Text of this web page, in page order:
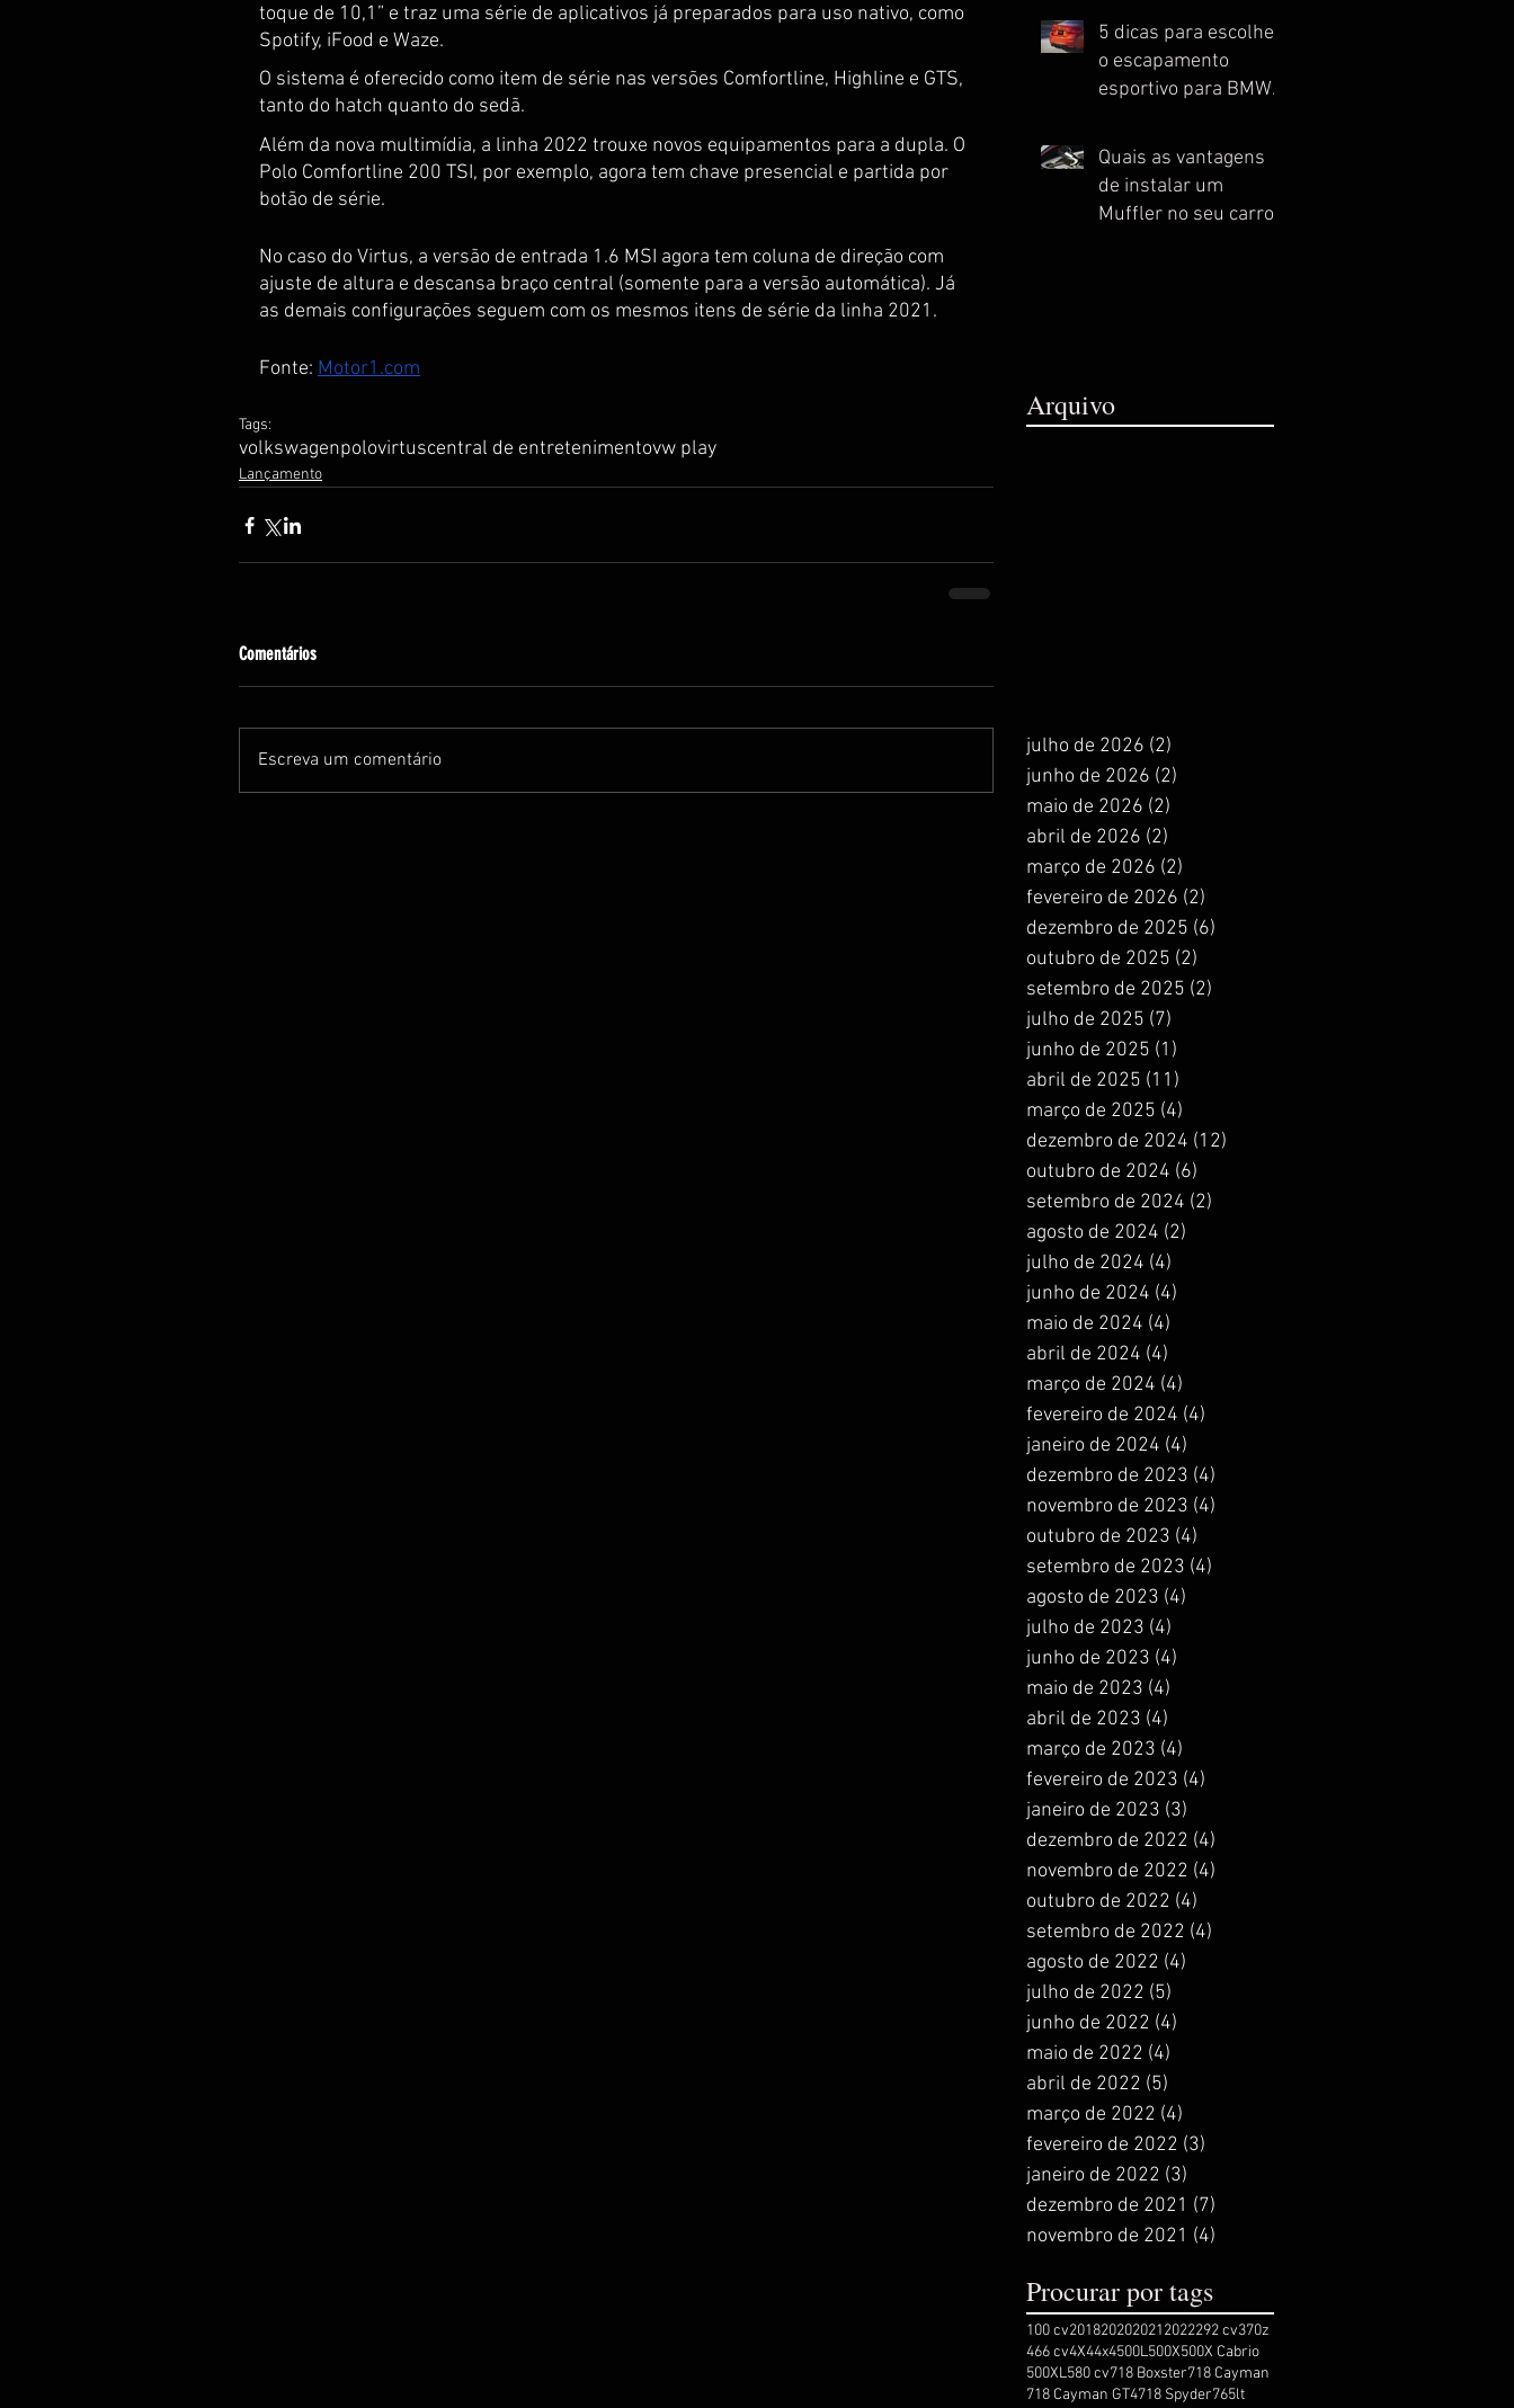
toque de 10,1” e traz uma série de aplicativos já preparados para uso nativo, como
Spotify, iFood e Waze.
O sistema é oferecido como item de série nas versões Comfortline, Highline e GTS,
tanto do hatch quanto do sedã.
Além da nova multimídia, a linha 2022 trouxe novos equipamentos para a dupla. O
Polo Comfortline 200 TSI, por exemplo, agora tem chave presencial e partida por
botão de série.
No caso do Virtus, a versão de entrada 1.6 MSI agora tem coluna de direção com
ajuste de altura e descansa braço central (somente para a versão automática). Já
as demais configurações seguem com os mesmos itens de série da linha 2021.
Fonte: Motor1.com
Tags:
volkswagenpolovirtuscentral de entretenimentovw play
Lançamento
Comentários
Escreva um comentário
desempenho do seu
automóvel esportivo
5 dicas para escolher
o escapamento
esportivo para BMW
Quais as vantagens
de instalar um
Muffler no seu carro
Arquivo
julho de 2026 (2)
junho de 2026 (2)
maio de 2026 (2)
abril de 2026 (2)
março de 2026 (2)
fevereiro de 2026 (2)
dezembro de 2025 (6)
outubro de 2025 (2)
setembro de 2025 (2)
julho de 2025 (7)
junho de 2025 (1)
abril de 2025 (11)
março de 2025 (4)
dezembro de 2024 (12)
outubro de 2024 (6)
setembro de 2024 (2)
agosto de 2024 (2)
julho de 2024 (4)
junho de 2024 (4)
maio de 2024 (4)
abril de 2024 (4)
março de 2024 (4)
fevereiro de 2024 (4)
janeiro de 2024 (4)
dezembro de 2023 (4)
novembro de 2023 (4)
outubro de 2023 (4)
setembro de 2023 (4)
agosto de 2023 (4)
julho de 2023 (4)
junho de 2023 (4)
maio de 2023 (4)
abril de 2023 (4)
março de 2023 (4)
fevereiro de 2023 (4)
janeiro de 2023 (3)
dezembro de 2022 (4)
novembro de 2022 (4)
outubro de 2022 (4)
setembro de 2022 (4)
agosto de 2022 (4)
julho de 2022 (5)
junho de 2022 (4)
maio de 2022 (4)
abril de 2022 (5)
março de 2022 (4)
fevereiro de 2022 (3)
janeiro de 2022 (3)
dezembro de 2021 (7)
novembro de 2021 (4)
Procurar por tags
100 cv2018202020212022292 cv370z
466 cv4X44x4500L500X500X Cabrio
500XL580 cv718 Boxster718 Cayman
718 Cayman GT4718 Spyder765lt